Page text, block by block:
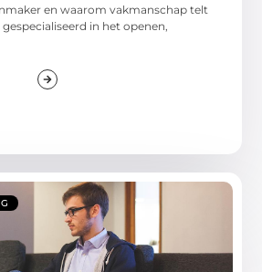
en waarom vakmanschap telt
in het openen,